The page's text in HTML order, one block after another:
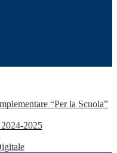
“Per la Scuola”
2025